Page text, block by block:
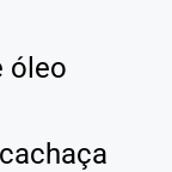
óleo